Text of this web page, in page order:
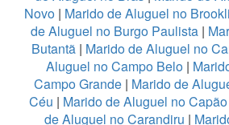
Novo | Marido de Aluguel no
de Aluguel no Burgo Paulista |
Butantã | Marido de Aluguel no
Aluguel no Campo Belo |
Campo Grande | Marido de
Céu | Marido de Aluguel no
de Aluguel no Carandiru |